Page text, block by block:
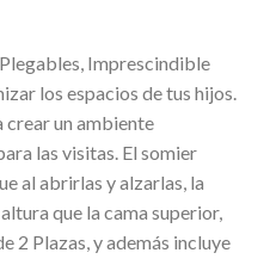
Imprescindible
los espacios de tus hijos.
un ambiente
las visitas. El somier
al abrirlas y alzarlas, la
que la cama superior,
2 Plazas, y además incluye